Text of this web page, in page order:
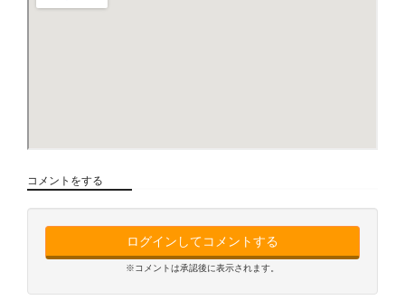
コメントをする
ログインしてコメントする
※コメントは承認後に表示されます。